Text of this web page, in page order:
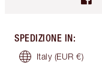
SPEDIZIONE IN:
Italy (EUR €)